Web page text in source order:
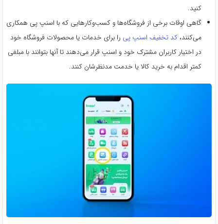
کنید.
گاهی اوقات برخی از فروشگاه‌ها و کسب‌وکارهایی که با اسنپ پی همکاری
می‌کنند، کد تخفیف اسنپ ‌پی را برای خدمات یا محصولات فروشگاه خود
در اختیار کاربران مشترک خود و اسنپ قرار می‌دهند تا آنها بتوانند با مبلغی
کمتر اقدام به خرید کالا یا خدمت مدنظرشان کنند.